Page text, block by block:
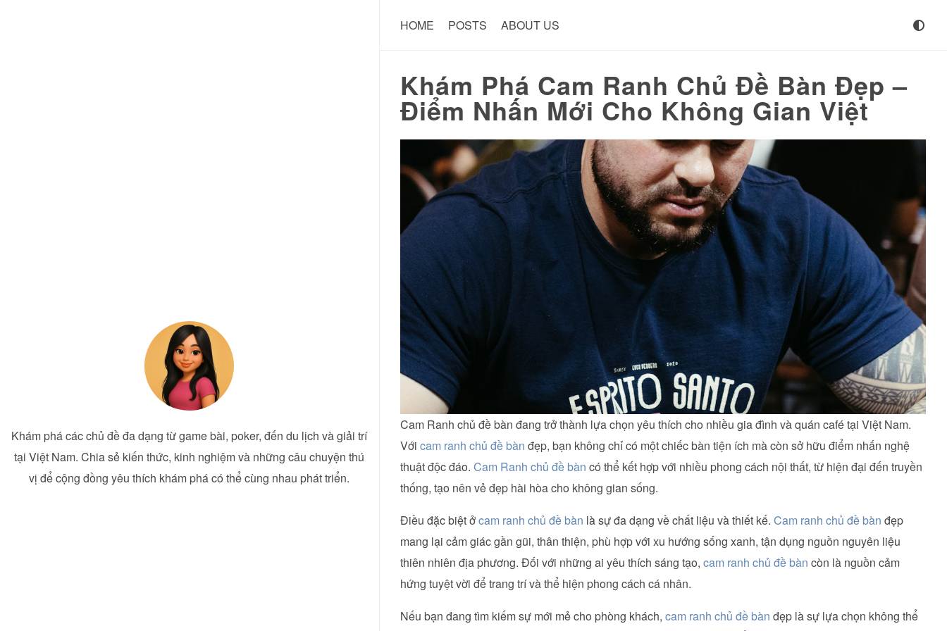
Khám phá các chủ đề đa dạng từ game bài, poker, đến du lịch và giải trí
tại Việt Nam. Chia sẻ kiến thức, kinh nghiệm và những câu chuyện thú
vị để cộng đồng yêu thích khám phá có thể cùng nhau phát triển.
HOME POSTS ABOUT US
Khám Phá Cam Ranh Chủ Đề Bàn Đẹp –
Điểm Nhấn Mới Cho Không Gian Việt
Cam Ranh chủ đề bàn đang trở thành lựa chọn yêu thích cho nhiều gia đình và quán café tại Việt Nam.
Với cam ranh chủ đề bàn đẹp, bạn không chỉ có một chiếc bàn tiện ích mà còn sở hữu điểm nhấn nghệ
thuật độc đáo. Cam Ranh chủ đề bàn có thể kết hợp với nhiều phong cách nội thất, từ hiện đại đến truyền
thống, tạo nên vẻ đẹp hài hòa cho không gian sống.
Điều đặc biệt ởcam ranh chủ đề bàn là sự đa dạng về chất liệu và thiết kế. Cam ranh chủ đề bàn đẹp
mang lại cảm giác gần gũi, thân thiện, phù hợp với xu hướng sống xanh, tận dụng nguồn nguyên liệu
thiên nhiên địa phương. Đối với những ai yêu thích sáng tạo, cam ranh chủ đề bàn còn là nguồn cảm
hứng tuyệt vời để trang trí và thể hiện phong cách cá nhân.
Nếu bạn đang tìm kiếm sự mới mẻ cho phòng khách, cam ranh chủ đề bàn đẹp là sự lựa chọn không thể